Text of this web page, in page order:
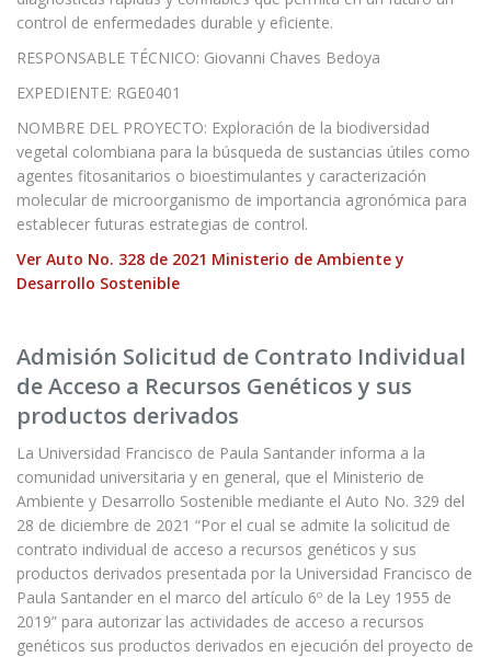
control de enfermedades durable y eficiente.
RESPONSABLE TÉCNICO: Giovanni Chaves Bedoya
EXPEDIENTE: RGE0401
NOMBRE DEL PROYECTO: Exploración de la biodiversidad
vegetal colombiana para la búsqueda de sustancias útiles como
agentes fitosanitarios o bioestimulantes y caracterización
molecular de microorganismo de importancia agronómica para
establecer futuras estrategias de control.
Ver Auto No. 328 de 2021 Ministerio de Ambiente y
Desarrollo Sostenible
Admisión Solicitud de Contrato Individual
de Acceso a Recursos Genéticos y sus
productos derivados
La Universidad Francisco de Paula Santander informa a la
comunidad universitaria y en general, que el Ministerio de
Ambiente y Desarrollo Sostenible mediante el Auto No. 329 del
28 de diciembre de 2021 “Por el cual se admite la solicitud de
contrato individual de acceso a recursos genéticos y sus
productos derivados presentada por la Universidad Francisco de
Paula Santander en el marco del artículo 6º de la Ley 1955 de
2019” para autorizar las actividades de acceso a recursos
genéticos sus productos derivados en ejecución del proyecto de